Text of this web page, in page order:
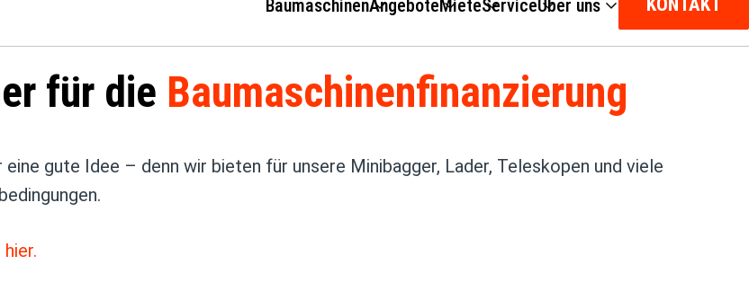
BaumaschinenAngeboteMieteServiceÜber uns KONTAKT
für die Baumaschinenfinanzierung
gute Idee – denn wir bieten für unsere Minibagger, Lader, Teleskopen und viele